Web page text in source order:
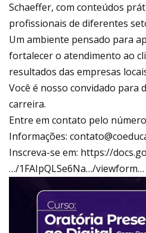
Schaeffer, com conteúdos
profissionais de diferentes
Um ambiente pensado para
fortalecer o atendimento ao
resultados das empresas
Você é nosso convidado para
carreira.
Entre em contato pelo
Informações:
Inscreva-se em: https://
…/1FAIpQLSe6Na…/viewform…